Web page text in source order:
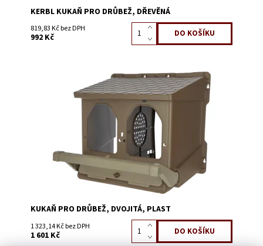
KERBL KUKAŇ PRO DRŮBEŽ, DŘEVĚNÁ
819,83 Kč bez DPH
992 Kč
Dostupnost:
Skladem 4
51129K
KUKAŇ PRO DRŮBEŽ, DVOJITÁ, PLAST
1 323,14 Kč bez DPH
1 601 Kč